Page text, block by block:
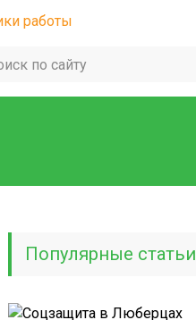
Популярные статьи